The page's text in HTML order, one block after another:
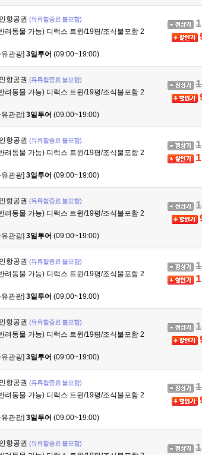
항공권 (유류할증료 불포함)
려동물 가능) 디럭스 트윈/19평/조식불포함 2
관광] 3일투어 (09:00~19:00)
항공권 (유류할증료 불포함)
려동물 가능) 디럭스 트윈/19평/조식불포함 2
관광] 3일투어 (09:00~19:00)
항공권 (유류할증료 불포함)
려동물 가능) 디럭스 트윈/19평/조식불포함 2
관광] 3일투어 (09:00~19:00)
항공권 (유류할증료 불포함)
려동물 가능) 디럭스 트윈/19평/조식불포함 2
관광] 3일투어 (09:00~19:00)
항공권 (유류할증료 불포함)
려동물 가능) 디럭스 트윈/19평/조식불포함 2
관광] 3일투어 (09:00~19:00)
항공권 (유류할증료 불포함)
려동물 가능) 디럭스 트윈/19평/조식불포함 2
관광] 3일투어 (09:00~19:00)
항공권 (유류할증료 불포함)
려동물 가능) 디럭스 트윈/19평/조식불포함 2
관광] 3일투어 (09:00~19:00)
항공권 (유류할증료 불포함)